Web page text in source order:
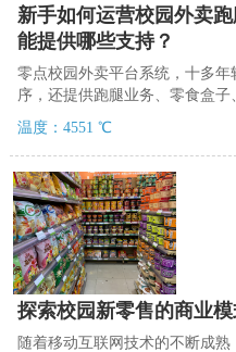
新手如何运营校园外卖
能提供哪些支持？
零点校园外卖平台系统，十多
序，还提供跑腿业务、零食盒
园特色提供表白墙、二手交易等
户的多样化需求，打造校园特色
温度：4551 ℃
探索校园新零售的商业
随着移动互联网技术的不断成